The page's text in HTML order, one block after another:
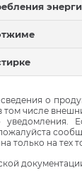
о
том числе
только на тех